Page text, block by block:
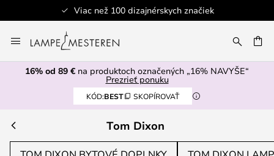
Viac než 100 dizajnérskych značiek
to
Content
16% od 89 € na produktoch označených „16% NAVYŠE“
Prezrieť ponuku
KÓD:BEST SKOPÍROVAŤ
Tom Dixon